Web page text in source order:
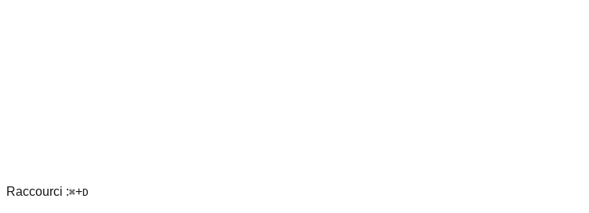
Raccourci :⌘+D